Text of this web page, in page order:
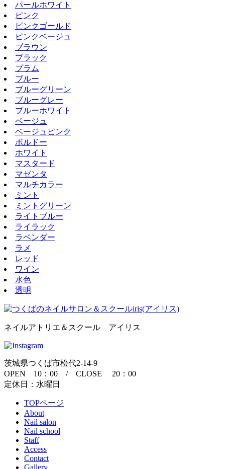
パールホワイト
ピンク
ピンクゴールド
ピンクベージュ
ブラウン
ブラック
プラム
ブルー
ブルーグリーン
ブルーグレー
ブルーホワイト
ベージュ
ベージュピンク
ボルドー
ホワイト
マスタード
マゼンタ
マルチカラー
ミント
ミントグリーン
ライトブルー
ライラック
ラベンダー
ラメ
レッド
ワイン
水色
透明
ネイルアトリエ＆スクール アイリス
茨城県つくば市松代2-14-9
OPEN 10：00 / CLOSE 20：00
定休日：水曜日
TOPページ
About
Nail salon
Nail school
Staff
Access
Contact
Gallery